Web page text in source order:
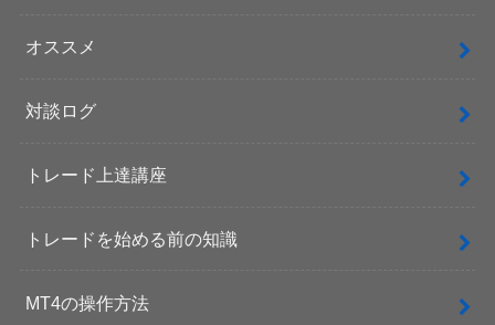
オススメ
対談ログ
トレード上達講座
トレードを始める前の知識
MT4の操作方法